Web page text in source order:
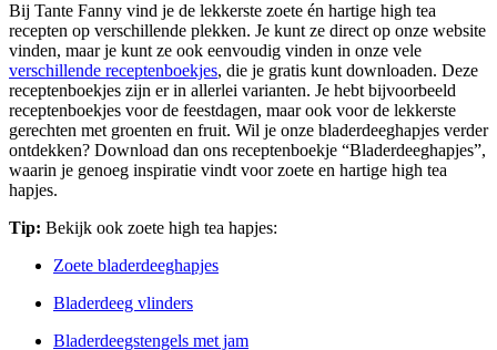
Bij Tante Fanny vind je de lekkerste zoete én hartige high tea
recepten op verschillende plekken. Je kunt ze direct op onze website
vinden, maar je kunt ze ook eenvoudig vinden in onze vele
verschillende receptenboekjes, die je gratis kunt downloaden. Deze
receptenboekjes zijn er in allerlei varianten. Je hebt bijvoorbeeld
receptenboekjes voor de feestdagen, maar ook voor de lekkerste
gerechten met groenten en fruit. Wil je onze bladerdeeghapjes verder
ontdekken? Download dan ons receptenboekje “Bladerdeeghapjes”,
waarin je genoeg inspiratie vindt voor zoete en hartige high tea
hapjes.
Tip: Bekijk ook zoete high tea hapjes:
Zoete bladerdeeghapjes
Bladerdeeg vlinders
Bladerdeegstengels met jam